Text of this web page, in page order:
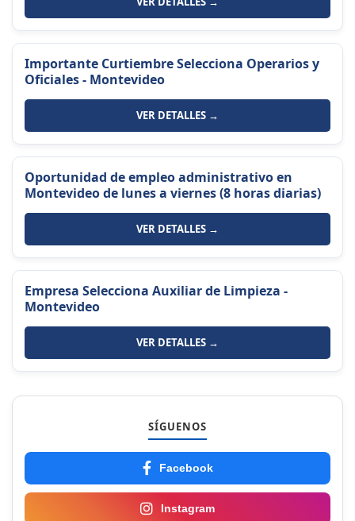
Importante Curtiembre Selecciona Operarios y
Oficiales - Montevideo
VER DETALLES →
Oportunidad de empleo administrativo en
Montevideo de lunes a viernes (8 horas diarias)
VER DETALLES →
Empresa Selecciona Auxiliar de Limpieza -
Montevideo
VER DETALLES →
SÍGUENOS
Facebook
Instagram